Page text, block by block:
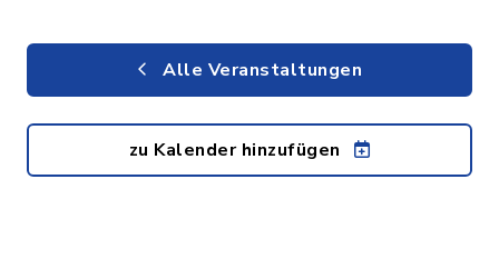
Alle Veranstaltungen
zu Kalender hinzufügen